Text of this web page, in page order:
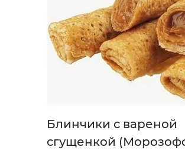
Блинчики с вареной
сгущенкой